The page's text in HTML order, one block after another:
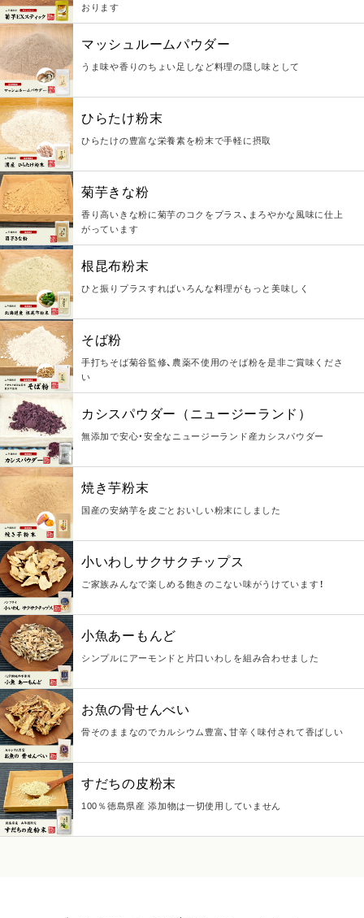
おります
マッシュルームパウダー
うま味や香りのちょい足しなど料理の隠し味として
ひらたけ粉末
ひらたけの豊富な栄養素を粉末で手軽に摂取
菊芋きな粉
香り高いきな粉に菊芋のコクをプラス、まろやかな風味に仕上
がっています
根昆布粉末
ひと振りプラスすればいろんな料理がもっと美味しく
そば粉
手打ちそば菊谷監修、農薬不使用のそば粉を是非ご賞味くださ
い
カシスパウダー（ニュージーランド）
無添加で安心・安全なニュージーランド産カシスパウダー
焼き芋粉末
国産の安納芋を皮ごとおいしい粉末にしました
小いわしサクサクチップス
ご家族みんなで楽しめる飽きのこない味がうけています！
小魚あーもんど
シンプルにアーモンドと片口いわしを組み合わせました
お魚の骨せんべい
骨そのままなのでカルシウム豊富、甘辛く味付されて香ばしい
すだちの皮粉末
100％徳島県産 添加物は一切使用していません